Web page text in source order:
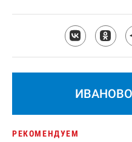
РЕКОМЕНДУЕМ